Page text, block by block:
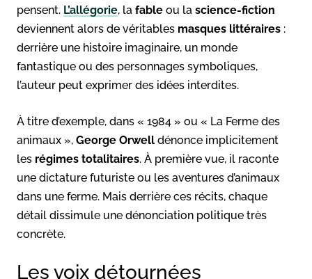
pensent. L’allégorie, la fable ou la science-fiction
deviennent alors de véritables masques littéraires :
derrière une histoire imaginaire, un monde
fantastique ou des personnages symboliques,
l’auteur peut exprimer des idées interdites.
À titre d’exemple, dans « 1984 » ou « La Ferme des
animaux », George Orwell dénonce implicitement
les régimes totalitaires. À première vue, il raconte
une dictature futuriste ou les aventures d’animaux
dans une ferme. Mais derrière ces récits, chaque
détail dissimule une dénonciation politique très
concrète.
Les voix détournées